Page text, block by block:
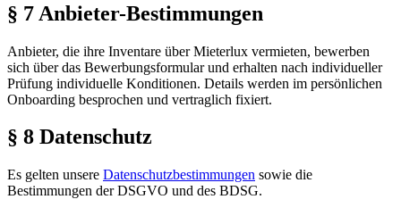
§ 7 Anbieter-Bestimmungen
Anbieter, die ihre Inventare über Mieterlux vermieten, bewerben
sich über das Bewerbungsformular und erhalten nach individueller
Prüfung individuelle Konditionen. Details werden im persönlichen
Onboarding besprochen und vertraglich fixiert.
§ 8 Datenschutz
Es gelten unsere Datenschutzbestimmungen sowie die
Bestimmungen der DSGVO und des BDSG.